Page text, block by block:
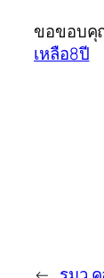
ขอขอบคุ
เหลือ8ปี